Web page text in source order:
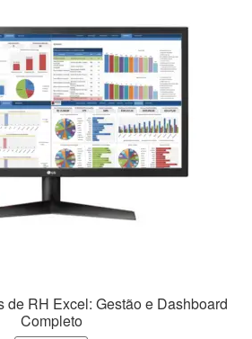
de RH Excel: Gestão e Dashboard
Completo